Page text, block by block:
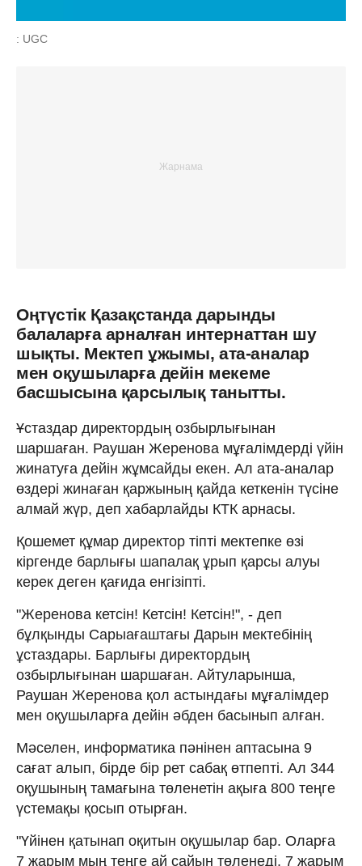
: UGC
Оңтүстік Қазақстанда дарынды
балаларға арналған интернаттан шу
шықты. Мектеп ұжымы, ата-аналар
мен оқушыларға дейін мекеме
басшысына қарсылық танытты.
Ұстаздар директордың озбырлығынан
шаршаған. Раушан Жеренова мұғалімдерді үйін
жинатуға дейін жұмсайды екен. Ал ата-аналар
өздері жинаған қаржының қайда кеткенін түсіне
алмай жүр, деп хабарлайды КТК арнасы.
Қошемет құмар директор тіпті мектепке өзі
кіргенде барлығы шапалақ ұрып қарсы алуы
керек деген қағида енгізіпті.
"Жеренова кетсін! Кетсін! Кетсін!", - деп
бұлқынды Сарыағаштағы Дарын мектебінің
ұстаздары. Барлығы директордың
озбырлығынан шаршаған. Айтуларынша,
Раушан Жеренова қол астындағы мұғалімдер
мен оқушыларға дейін әбден басынып алған.
Мәселен, информатика пәнінен аптасына 9
сағат алып, бірде бір рет сабақ өтпепті. Ал 344
оқушының тамағына төленетін ақыға 800 теңге
үстемақы қосып отырған.
"Үйінен қатынап оқитын оқушылар бар. Оларға
7 жарым мың теңге ай сайын төленеді. 7 жарым